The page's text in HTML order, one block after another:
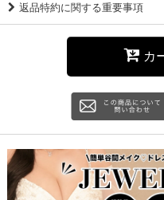
返品特約に関する重要事項
カ